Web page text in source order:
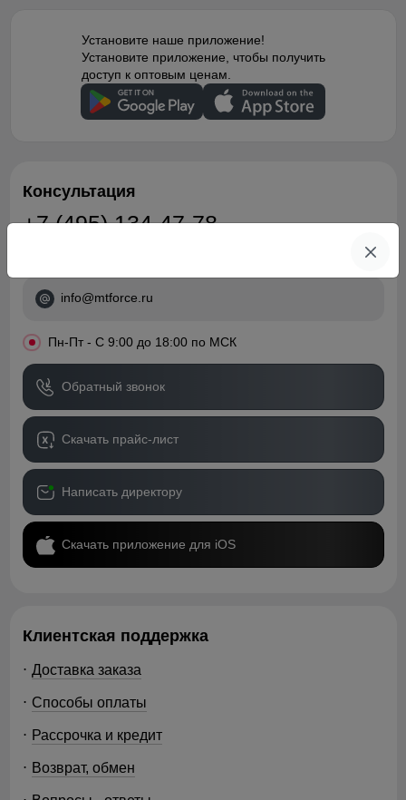
Установите наше приложение!
Установите приложение, чтобы получить
доступ к оптовым ценам.
Консультация
+7 (495) 134-47-78
info@mtforce.ru
• Пн-Пт - С 9:00 до 18:00 по МСК
Обратный звонок
Скачать прайс-лист
Написать директору
Скачать приложение для iOS
Клиентская поддержка
Доставка заказа
Способы оплаты
Рассрочка и кредит
Возврат, обмен